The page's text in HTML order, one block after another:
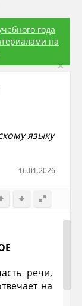
года
на
×
языку
16.01.2026
речи,
на